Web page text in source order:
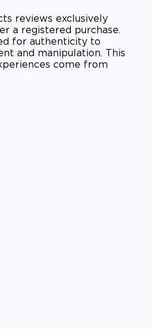
reviews exclusively
a registered purchase.
for authenticity to
and manipulation. This
come from